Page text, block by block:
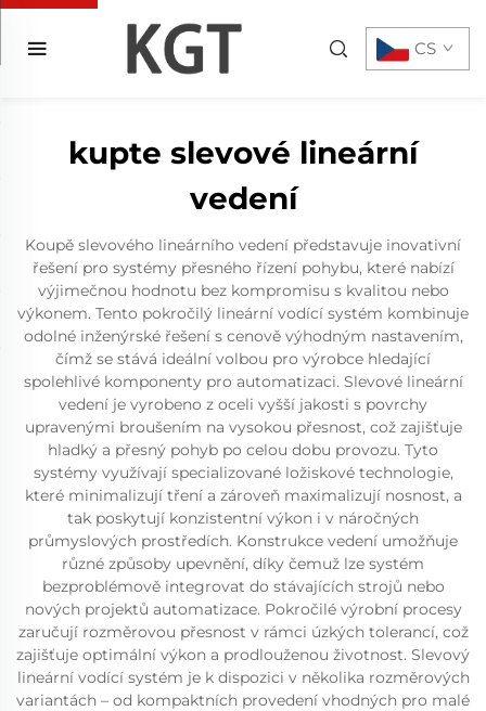
CS
kupte slevové lineární
vedení
Koupě slevového lineárního vedení představuje inovativní
řešení pro systémy přesného řízení pohybu, které nabízí
výjimečnou hodnotu bez kompromisu s kvalitou nebo
výkonem. Tento pokročilý lineární vodící systém kombinuje
odolné inženýrské řešení s cenově výhodným nastavením,
čímž se stává ideální volbou pro výrobce hledající
spolehlivé komponenty pro automatizaci. Slevové lineární
vedení je vyrobeno z oceli vyšší jakosti s povrchy
upravenými broušením na vysokou přesnost, což zajišťuje
hladký a přesný pohyb po celou dobu provozu. Tyto
systémy využívají specializované ložiskové technologie,
které minimalizují tření a zároveň maximalizují nosnost, a
tak poskytují konzistentní výkon i v náročných
průmyslových prostředích. Konstrukce vedení umožňuje
různé způsoby upevnění, díky čemuž lze systém
bezproblémově integrovat do stávajících strojů nebo
nových projektů automatizace. Pokročilé výrobní procesy
zaručují rozměrovou přesnost v rámci úzkých tolerancí, což
zajišťuje optimální výkon a prodlouženou životnost. Slevový
lineární vodící systém je k dispozici v několika rozměrových
variantách – od kompaktních provedení vhodných pro malé